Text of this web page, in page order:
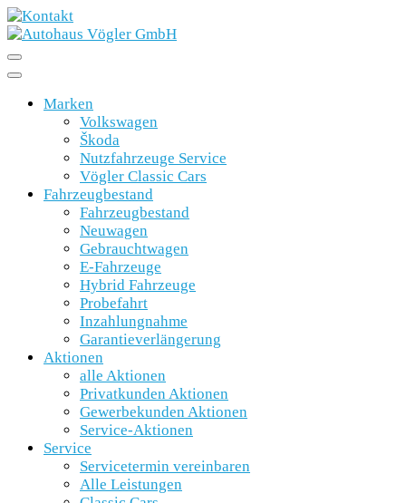
Marken
Volkswagen
Škoda
Nutzfahrzeuge Service
Vögler Classic Cars
Fahrzeugbestand
Fahrzeugbestand
Neuwagen
Gebrauchtwagen
E-Fahrzeuge
Hybrid Fahrzeuge
Probefahrt
Inzahlungnahme
Garantieverlängerung
Aktionen
alle Aktionen
Privatkunden Aktionen
Gewerbekunden Aktionen
Service-Aktionen
Service
Servicetermin vereinbaren
Alle Leistungen